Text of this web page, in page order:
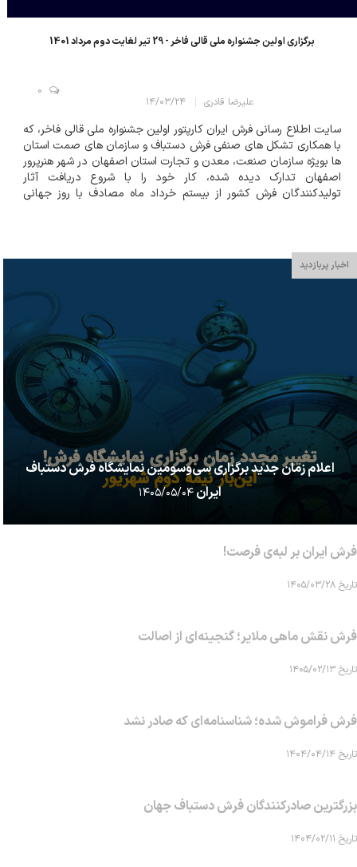
برگزاری اولین جشنواره ملی قالی فاخر - 29 تیر لغایت دوم مرداد 1401
علیرضا قادری ۱۴/۰۳/۲۴
0
سایت اطلاع رسانی فرش ایران کارپتور اولین جشنواره ملی قالی فاخر، که
با همکاری تشکل های صنفی فرش دستباف و سازمان های صمت استان
ها بویژه سازمان صنعت، معدن و تجارت استان اصفهان در شهر هنرپرور
اصفهان تدارک دیده شده، کار خود را با شروع دریافت آثار
تولیدکنندگان فرش کشور از بیستم خرداد ماه مصادف با روز جهانی
اخبار پربازدید
اعلام زمان جدید برگزاری سی‌وسومین نمایشگاه فرش دستباف
ایران۱۴۰۵/۰۵/۰۴
فرش ایران بر لبه‌ی فرصت!
تاریخ ۱۴۰۵/۰۳/۲۸
فرش نقش ماهی‌ ملایر؛ گنجینه‌ای از اصالت
تاریخ ۱۴۰۵/۰۲/۱۳
فرش فراموش شده؛ شناسنامه‌ای که صادر نشد
تاریخ ۱۴۰۴/۰۴/۱۴
بزرگترین صادرکنندگان فرش دستباف جهان
تاریخ ۱۴۰۴/۰۲/۱۱